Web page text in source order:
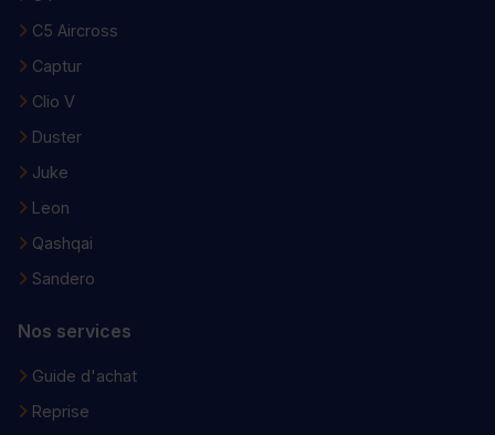
C5 Aircross
Captur
Clio V
Duster
Juke
Leon
Qashqai
Sandero
Nos services
Guide d'achat
Reprise